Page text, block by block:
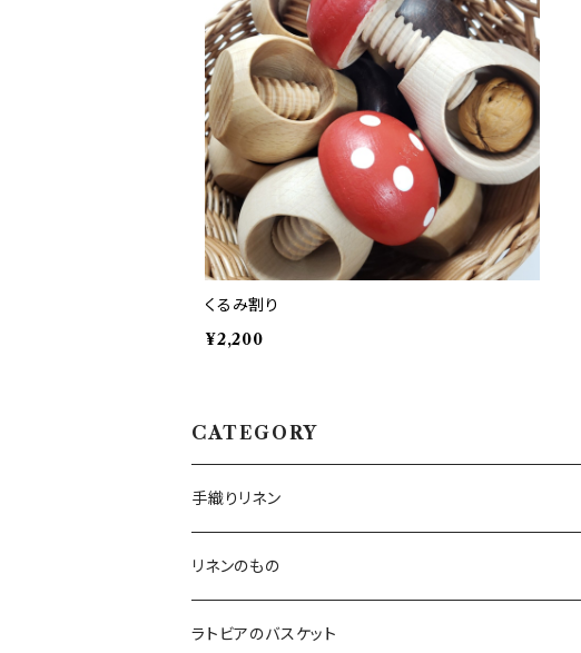
くるみ割り
¥2,200
CATEGORY
手織りリネン
テーブルクロス
テーブルランナー
リネンのもの
キッチンアイテム
ラトビアのバスケット